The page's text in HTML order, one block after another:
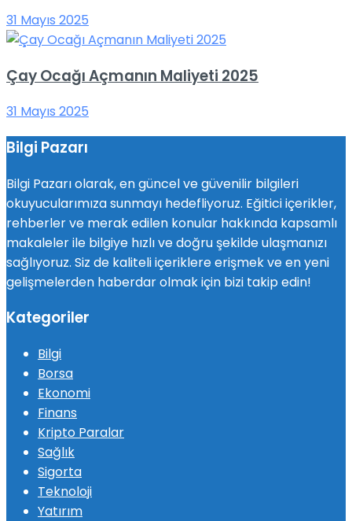
31 Mayıs 2025
Çay Ocağı Açmanın Maliyeti 2025
31 Mayıs 2025
Bilgi Pazarı
Bilgi Pazarı olarak, en güncel ve güvenilir bilgileri
okuyucularımıza sunmayı hedefliyoruz. Eğitici içerikler,
rehberler ve merak edilen konular hakkında kapsamlı
makaleler ile bilgiye hızlı ve doğru şekilde ulaşmanızı
sağlıyoruz. Siz de kaliteli içeriklere erişmek ve en yeni
gelişmelerden haberdar olmak için bizi takip edin!
Kategoriler
Bilgi
Borsa
Ekonomi
Finans
Kripto Paralar
Sağlık
Sigorta
Teknoloji
Yatırım